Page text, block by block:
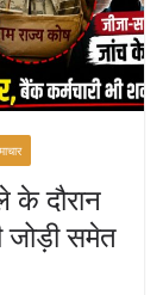
के दौरान
समेत